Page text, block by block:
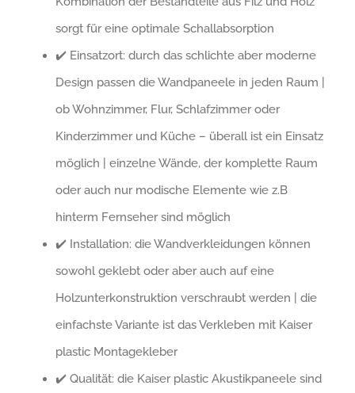
sorgt für eine optimale Schallabsorption
✔️ Einsatzort: durch das schlichte aber moderne
Design passen die Wandpaneele in jeden Raum |
ob Wohnzimmer, Flur, Schlafzimmer oder
Kinderzimmer und Küche – überall ist ein Einsatz
möglich | einzelne Wände, der komplette Raum
oder auch nur modische Elemente wie z.B
hinterm Fernseher sind möglich
✔️ Installation: die Wandverkleidungen können
sowohl geklebt oder aber auch auf eine
Holzunterkonstruktion verschraubt werden | die
einfachste Variante ist das Verkleben mit Kaiser
plastic Montagekleber
✔️ Qualität: die Kaiser plastic Akustikpaneele sind